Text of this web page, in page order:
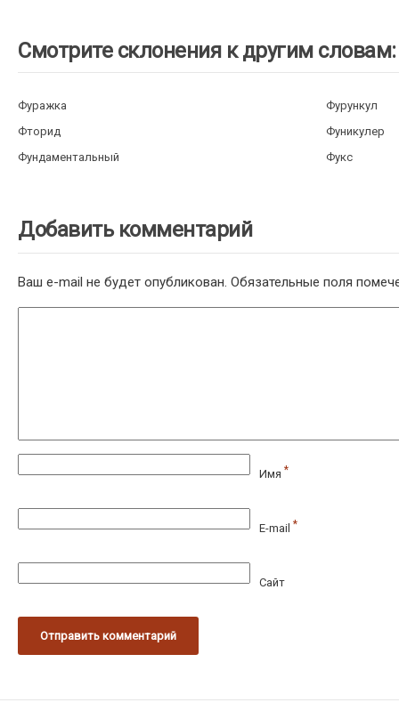
Смотрите склонения к другим словам:
Фуражка
Фурункул
Фторид
Фуникулер
Фундаментальный
Фукс
Добавить комментарий
Ваш e-mail не будет опубликован. Обязательные поля
Имя *
E-mail *
Сайт